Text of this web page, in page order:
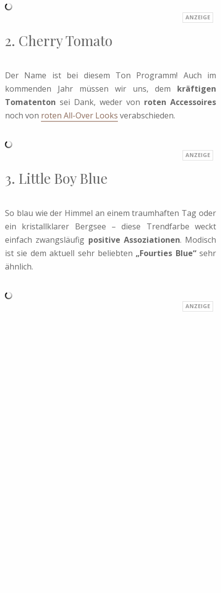
2. Cherry Tomato
Der Name ist bei diesem Ton Programm! Auch im
kommenden Jahr müssen wir uns, dem kräftigen
Tomatenton sei Dank, weder von roten Accessoires
noch von roten All-Over Looks verabschieden.
3. Little Boy Blue
So blau wie der Himmel an einem traumhaften Tag oder
ein kristallklarer Bergsee – diese Trendfarbe weckt
einfach zwangsläufig positive Assoziationen. Modisch
ist sie dem aktuell sehr beliebten „Fourties Blue“sehr
ähnlich.